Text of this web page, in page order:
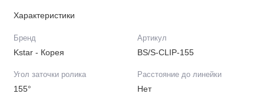
Характеристики
Бренд
Kstar - Корея
Артикул
BS/S-CLIP-155
Угол заточки ролика
155°
Расстояние до линейки
Нет